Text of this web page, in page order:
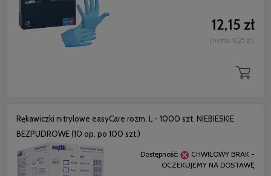
12,15 zł
(netto: 11,25 zł )
Rękawiczki nitrylowe easyCare rozm. L - 1000 szt. NIEBIESKIE
BEZPUDROWE (10 op. po 100 szt.)
Dostępność:
CHWILOWY BRAK -
OCZEKUJEMY NA DOSTAWĘ